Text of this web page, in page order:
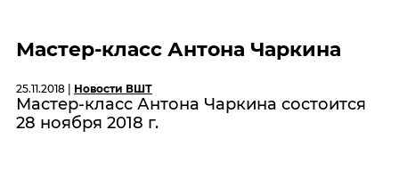
Мастер-класс Антона Чаркина
25.11.2018 | Новости ВШТ
Мастер-класс Антона Чаркина состоится
28 ноября 2018 г.